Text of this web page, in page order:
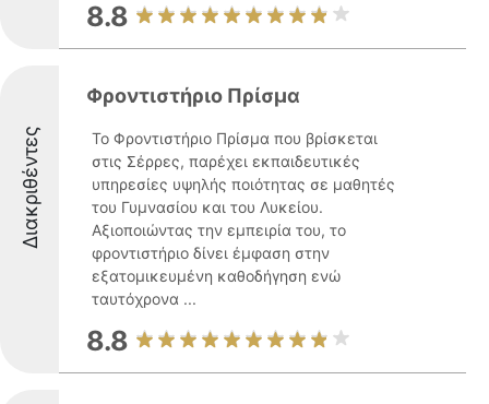
8.8
Διακριθέντες
Φροντιστήριο Πρίσμα
Το Φροντιστήριο Πρίσμα που βρίσκεται
στις Σέρρες, παρέχει εκπαιδευτικές
υπηρεσίες υψηλής ποιότητας σε μαθητές
του Γυμνασίου και του Λυκείου.
Αξιοποιώντας την εμπειρία του, το
φροντιστήριο δίνει έμφαση στην
εξατομικευμένη καθοδήγηση ενώ
ταυτόχρονα ...
8.8